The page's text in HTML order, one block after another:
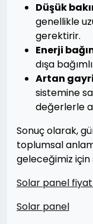
Düşük
genellikle
gerektirir.
Enerji
dışa
Artan
sistemine
değerlerle
Sonuç olarak,
toplumsal
geleceğimiz
Solar panel
Solar panel